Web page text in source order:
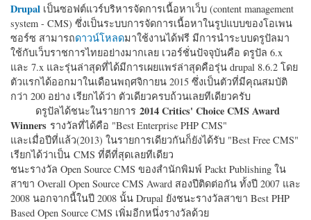
Drupal เป็นซอฟต์แวร์บริหารจัดการเนื้อหาเว็บ (content management
system - CMS) ซึ่งเป็นระบบการจัดการเนื้อหาในรูปแบบของโอเพน
ซอร์ซ สามารถดาวน์โหลดมาใช้งานได้ฟรี มีการนำระบบดรูปัลมา
ใช้กับเว็บราชการไทยอย่างมากเลย เวอร์ชั่นปัจจุบันคือ ดรูปัล 6.x
และ 7.x และรุ่นล่าสุดที่ได้มีการเผยแพร่ล่าสุดคือรุ่น drupal 8.6.2 โดย
ตัวแรกได้ออกมาในเดือนพฤศจิกายน 2015 ซึ่งเป็นตัวที่มีคุณสมบัติ
กว่า 200 อย่าง เรียกได้ว่า ตัวเดียวครบถ้วนเลยทีเดียวครับ
ดรูปัลได้ชนะในรายการ 2014 Critics' Choice CMS Award
Winners รางวัลที่ได้คือ "Best Enterprise PHP CMS"
และเมื่อปีที่แล้ว(2013) ในรายการเดียวกันก็ยังได้รับ "Best Free CMS"
เรียกได้ว่าเป็น CMS ที่ดีที่สุดเลยทีเดียว
ชนะรางวัล Open Source CMS ของสำนักพิมพ์ Packt Publishing ใน
สาขา Overall Open Source CMS Award สองปีติดต่อกัน ทั้งปี 2007 และ
2008 นอกจากนี้ในปี 2008 นั้น Drupal ยังชนะรางวัลสาขา Best PHP
Based Open Source CMS เพิ่มอีกหนึ่งรางวัลด้วย